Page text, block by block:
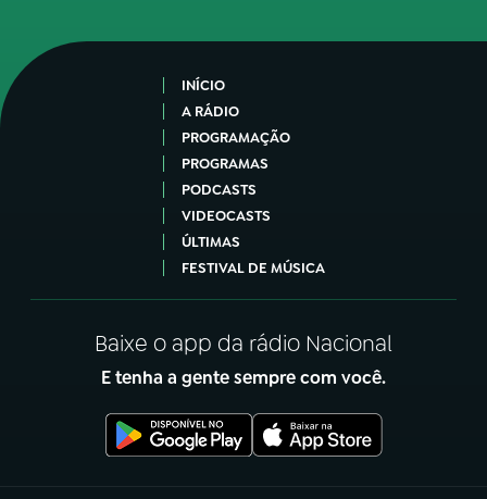
INÍCIO
A RÁDIO
PROGRAMAÇÃO
PROGRAMAS
PODCASTS
VIDEOCASTS
ÚLTIMAS
FESTIVAL DE MÚSICA
Baixe o app da rádio Nacional
E tenha a gente sempre com você.